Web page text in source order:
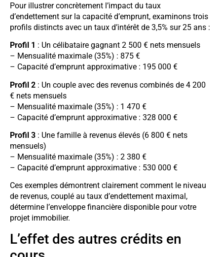
Pour illustrer concrètement l’impact du taux
d’endettement sur la capacité d’emprunt, examinons trois
profils distincts avec un taux d’intérêt de 3,5% sur 25 ans :
Profil 1 : Un célibataire gagnant 2 500 € nets mensuels
– Mensualité maximale (35%) : 875 €
– Capacité d’emprunt approximative : 195 000 €
Profil 2 : Un couple avec des revenus combinés de 4 200
€ nets mensuels
– Mensualité maximale (35%) : 1 470 €
– Capacité d’emprunt approximative : 328 000 €
Profil 3 : Une famille à revenus élevés (6 800 € nets
mensuels)
– Mensualité maximale (35%) : 2 380 €
– Capacité d’emprunt approximative : 530 000 €
Ces exemples démontrent clairement comment le niveau
de revenus, couplé au taux d’endettement maximal,
détermine l’enveloppe financière disponible pour votre
projet immobilier.
L’effet des autres crédits en